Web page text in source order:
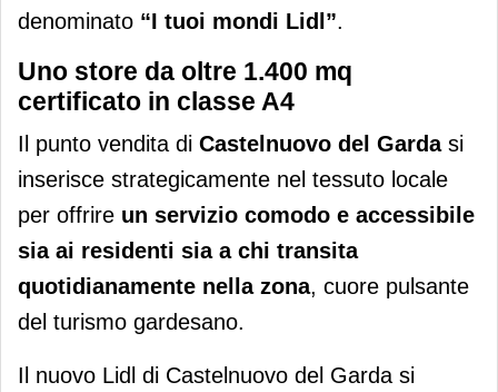
denominato “I tuoi mondi Lidl”.
Uno store da oltre 1.400 mq
certificato in classe A4
Il punto vendita di Castelnuovo del Gardasi
inserisce strategicamente nel tessuto locale
per offrire un servizio comodo e accessibile
sia ai residenti sia a chi transita
quotidianamente nella zona, cuore pulsante
del turismo gardesano.
Il nuovo Lidl di Castelnuovo del Garda si